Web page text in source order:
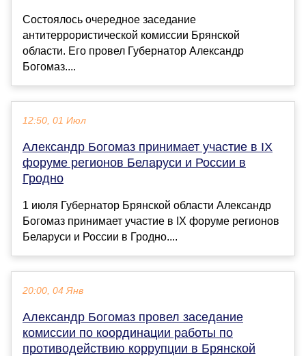
Состоялось очередное заседание
антитеррористической комиссии Брянской
области. Его провел Губернатор Александр
Богомаз....
12:50, 01 Июл
Александр Богомаз принимает участие в IX
форуме регионов Беларуси и России в
Гродно
1 июля Губернатор Брянской области Александр
Богомаз принимает участие в IX форуме регионов
Беларуси и России в Гродно....
20:00, 04 Янв
Александр Богомаз провел заседание
комиссии по координации работы по
противодействию коррупции в Брянской